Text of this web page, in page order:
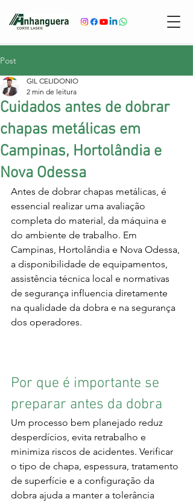
Post
Cuidados antes de dobrar
chapas metálicas em
Campinas, Hortolândia e
Nova Odessa
GIL CELIDONIO
2 min de leitura
Antes de dobrar chapas metálicas, é
essencial realizar uma avaliação
completa do material, da máquina e
do ambiente de trabalho. Em
Campinas, Hortolândia e Nova Odessa,
a disponibilidade de equipamentos,
assistência técnica local e normativas
de segurança influencia diretamente
na qualidade da dobra e na segurança
dos operadores.
Por que é importante se
preparar antes da dobra
Um processo bem planejado reduz
desperdícios, evita retrabalho e
minimiza riscos de acidentes. Verificar
o tipo de chapa, espessura, tratamento
de superfície e a configuração da
dobra ajuda a manter a tolerância